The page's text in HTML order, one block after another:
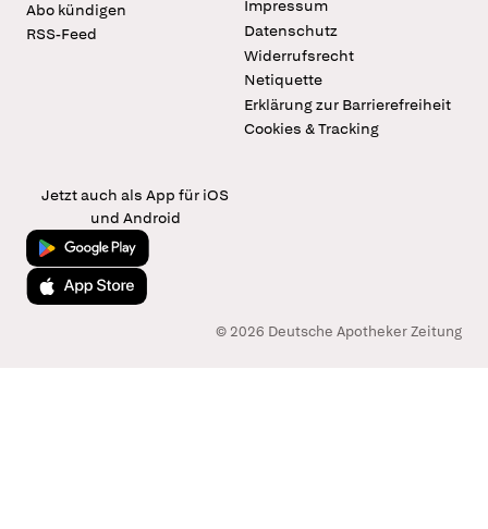
Abo kündigen
RSS-Feed
Impressum
Datenschutz
Widerrufsrecht
Netiquette
Erklärung zur Barrierefreiheit
Cookies & Tracking
Jetzt auch als App für iOS
und Android
Jetzt bei Google Play
Laden im App Store
© 2026 Deutsche Apotheker Zeitung